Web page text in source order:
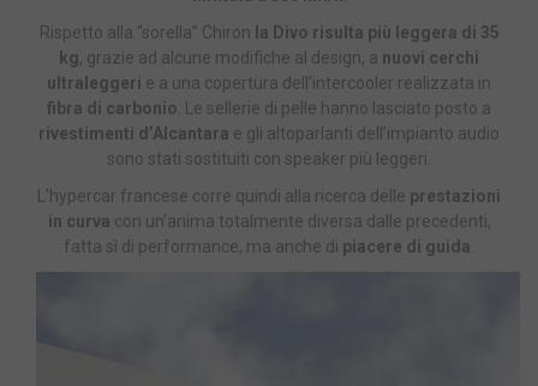
Rispetto alla “sorella” Chiron la Divo risulta più leggera di 35
kg, grazie ad alcune modifiche al design, a nuovi cerchi
ultraleggeri e a una copertura dell’intercooler realizzata in
fibra di carbonio. Le sellerie di pelle hanno lasciato posto a
rivestimenti d’Alcantara e gli altoparlanti dell’impianto audio
sono stati sostituiti con speaker più leggeri.
L’hypercar francese corre quindi alla ricerca delle prestazioni
in curva con un’anima totalmente diversa dalle precedenti,
fatta sì di performance, ma anche di piacere di guida.